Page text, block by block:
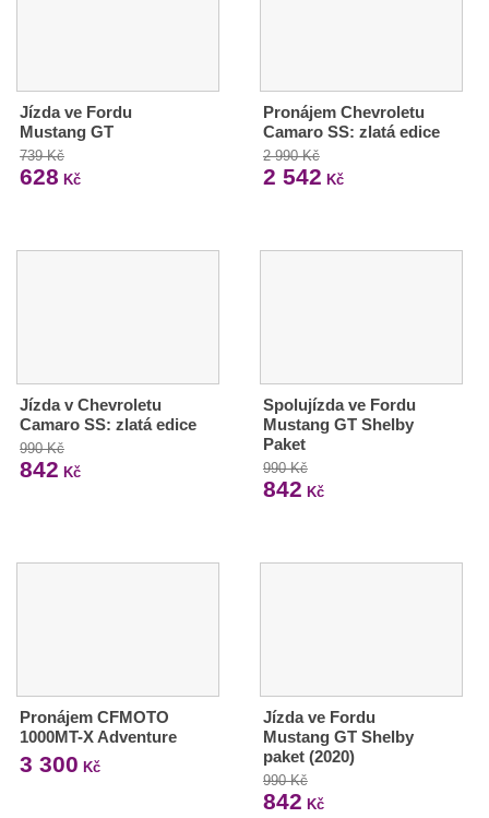
Jízda ve Fordu
Mustang GT
739 Kč
628 Kč
Pronájem Chevroletu
Camaro SS: zlatá edice
2 990 Kč
2 542 Kč
Jízda v Chevroletu
Camaro SS: zlatá edice
990 Kč
842 Kč
Spolujízda ve Fordu
Mustang GT Shelby
Paket
990 Kč
842 Kč
Pronájem CFMOTO
1000MT-X Adventure
3 300 Kč
Jízda ve Fordu
Mustang GT Shelby
paket (2020)
990 Kč
842 Kč